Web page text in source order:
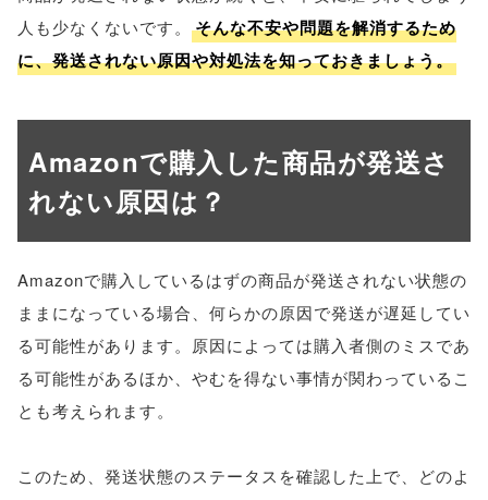
人も少なくないです。
そんな不安や問題を解消するため
に、発送されない原因や対処法を知っておきましょう。
Amazonで購入した商品が発送さ
れない原因は？
Amazonで購入しているはずの商品が発送されない状態の
ままになっている場合、何らかの原因で発送が遅延してい
る可能性があります。原因によっては購入者側のミスであ
る可能性があるほか、やむを得ない事情が関わっているこ
とも考えられます。
このため、発送状態のステータスを確認した上で、どのよ